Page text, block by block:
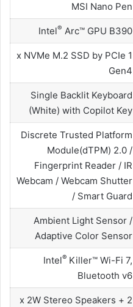
MSI Nano Pen
Intel® Arc™ GPU B390
1 x NVMe M.2 SSD by PCIe
Gen4
Single Backlit Keyboard
(White) with Copilot Key
Discrete Trusted Platform
Module(dTPM) 2.0 /
Fingerprint Reader / IR
Webcam / Webcam Shutter
/ Smart Guard
Ambient Light Sensor /
Adaptive Color Sensor
Intel®Killer™ Wi-Fi 7,
Bluetooth v6
2 x 2W Stereo Speakers +